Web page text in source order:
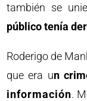
también se
público tenía
Roderigo de
que era un
información.